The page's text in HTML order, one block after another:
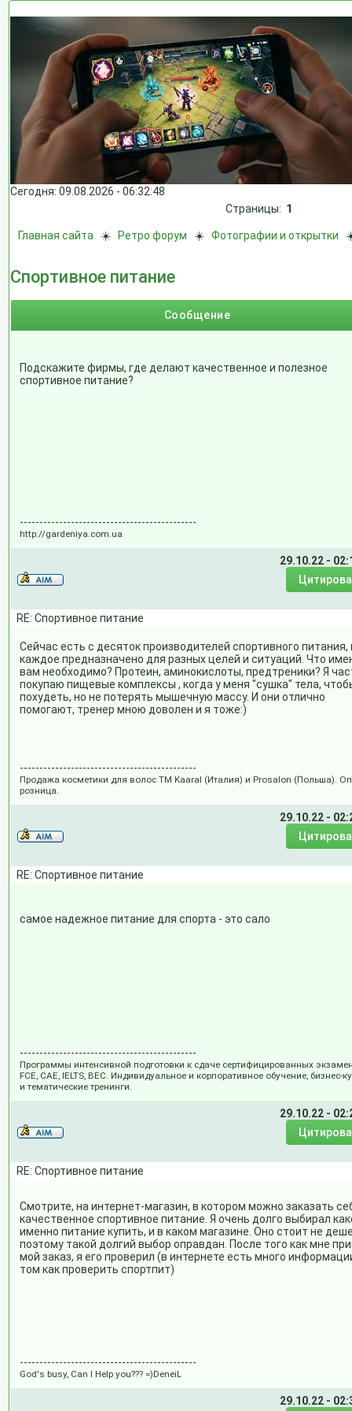
Сегодня: 09.08.2026 - 06:32:48
Страницы: 1
Главная сайта ☀️ Ретро форум ☀️Фотографии и открытки
Спортивное питание
Сообщение
Подскажите фирмы, где делают качественное и полезное
спортивное питание?
---------------------------------------------
http://gardeniya.com.ua
29.10.22 -
RE: Спортивное питание
Сейчас есть с десяток производителей спортивного питания,
каждое предназначено для разных целей и ситуаций. Что
вам необходимо? Протеин, аминокислоты, предтреники? Я
покупаю пищевые комплексы , когда у меня "сушка" тела,
похудеть, но не потерять мышечную массу. И они отлично
помогают, тренер мною доволен и я тоже:)
---------------------------------------------
Продажа косметики для волос ТМ Kaaral (Италия) и Prosalon (Польша).
розница.
29.10.22 -
RE: Спортивное питание
самое надежное питание для спорта - это сало
---------------------------------------------
Программы интенсивной подготовки к сдаче сертифицированных
FCE, CAE, IELTS, BEC. Индивидуальное и корпоративное обучение, бизнес-
и тематические тренинги.
29.10.22 -
RE: Спортивное питание
Смотрите, на интернет-магазин, в котором можно заказать
качественное спортивное питание. Я очень долго выбирал
именно питание купить, и в каком магазине. Оно стоит не
поэтому такой долгий выбор оправдан. После того как мне
мой заказ, я его проверил (в интернете есть много
том как проверить спортпит)
---------------------------------------------
God's busy, Can I Help you??? =)DeneiL
29.10.22 -